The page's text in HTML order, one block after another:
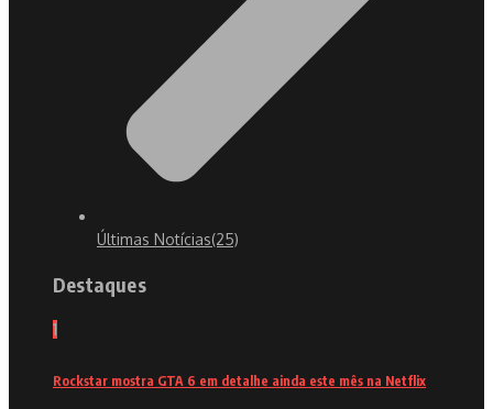
Últimas Notícias(25)
Destaques
1
Rockstar mostra GTA 6 em detalhe ainda este mês na Netflix